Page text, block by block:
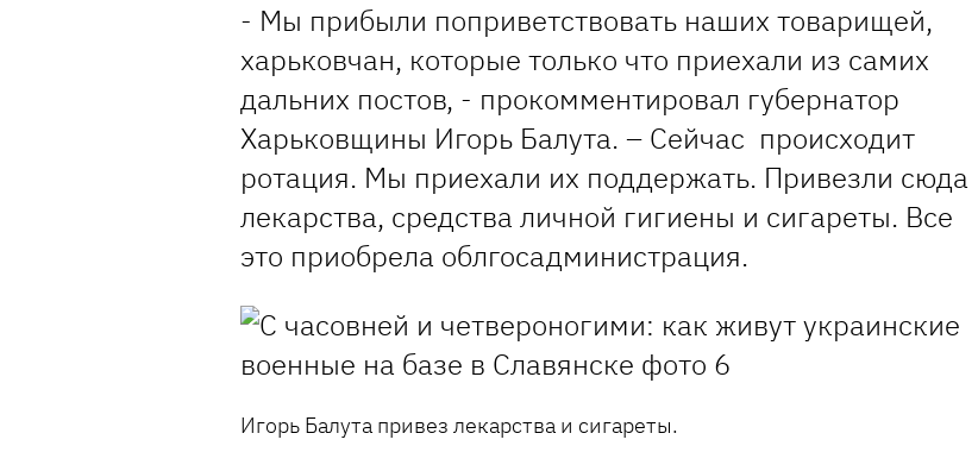
- Мы прибыли поприветствовать наших товарищей,
харьковчан, которые только что приехали из самих
дальних постов, - прокомментировал губернатор
Харьковщины Игорь Балута. – Сейчас происходит
ротация. Мы приехали их поддержать. Привезли сюда
лекарства, средства личной гигиены и сигареты. Все
это приобрела облгосадминистрация.
Игорь Балута привез лекарства и сигареты.